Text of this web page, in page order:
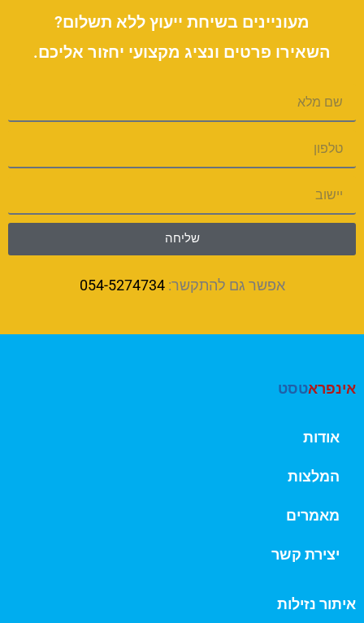
מעוניינים בשיחת ייעוץ ללא תשלום?
השאירו פרטים ונציג מקצועי יחזור אליכם.
שליחה
אפשר גם להתקשר:054-5274734
אינפראטסט
אודות
המלצות
מאמרים
יצירת קשר
איתור נזילות